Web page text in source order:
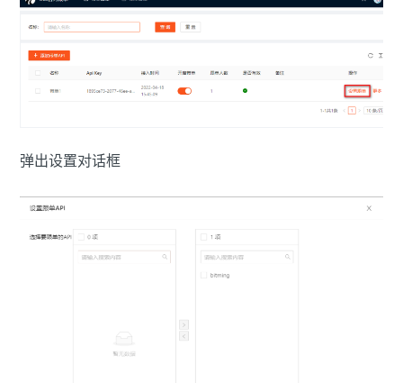
弹出设置对话框